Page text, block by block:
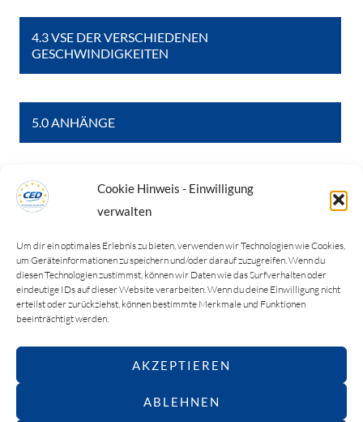
Cookie Hinweis - Einwilligung
verwalten
Um dir ein optimales Erlebnis zu bieten, verwenden wir Technologien wie Cookies,
um Geräteinformationen zu speichern und/oder darauf zuzugreifen. Wenn du
diesen Technologien zustimmst, können wir Daten wie das Surfverhalten oder
eindeutige IDs auf dieser Website verarbeiten. Wenn du deine Einwilligung nicht
erteilst oder zurückziehst, können bestimmte Merkmale und Funktionen
beeinträchtigt werden.
AKZEPTIEREN
ABLEHNEN
4.3 VSE DER VERSCHIEDENEN
GESCHWINDIGKEITEN
5.0 ANHÄNGE
6.0 WEITERE REGELUNGEN